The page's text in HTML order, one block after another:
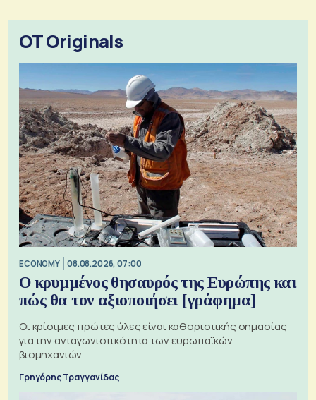
OT Originals
ECONOMY 08.08.2026, 07:00
Ο κρυμμένος θησαυρός της Ευρώπης και
πώς θα τον αξιοποιήσει [γράφημα]
Οι κρίσιμες πρώτες ύλες είναι καθοριστικής σημασίας
για την ανταγωνιστικότητα των ευρωπαϊκών
βιομηχανιών
Γρηγόρης Τραγγανίδας